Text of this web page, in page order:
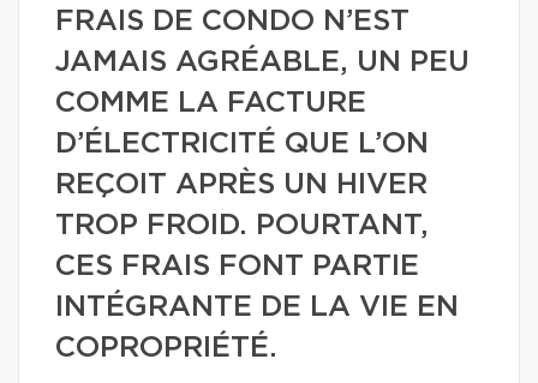
FRAIS DE CONDO N’EST
JAMAIS AGRÉABLE, UN PEU
COMME LA FACTURE
D’ÉLECTRICITÉ QUE L’ON
REÇOIT APRÈS UN HIVER
TROP FROID. POURTANT,
CES FRAIS FONT PARTIE
INTÉGRANTE DE LA VIE EN
COPROPRIÉTÉ.